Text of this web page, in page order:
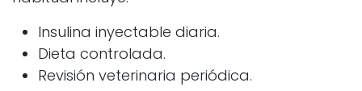
Insulina inyectable diaria.
Dieta controlada.
Revisión veterinaria periódica.